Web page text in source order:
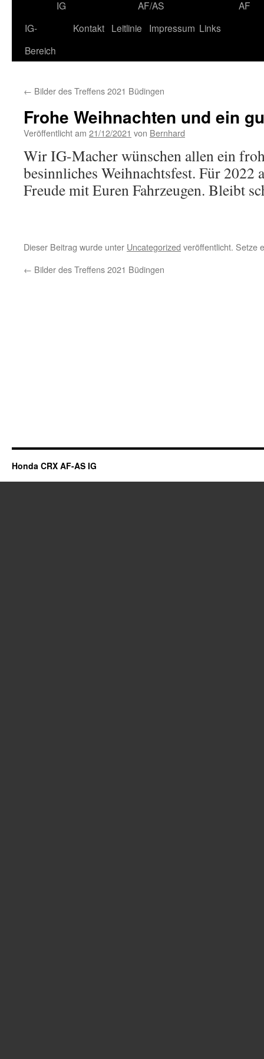
IG AF/AS
AF
IG-
Bereich
Kontakt Leitlinie Impressum Links
← Bilder des Treffens 2021 Büdingen
Frohe Weihnachten und ein
Veröffentlicht am 21/12/2021 von Bernhard
Wir IG-Macher wünschen allen ein
besinnliches Weihnachtsfest. Für 2022
Freude mit Euren Fahrzeugen. Bleibt
Dieser Beitrag wurde unter Uncategorized veröffentlicht. Setze
← Bilder des Treffens 2021 Büdingen
Honda CRX AF-AS IG